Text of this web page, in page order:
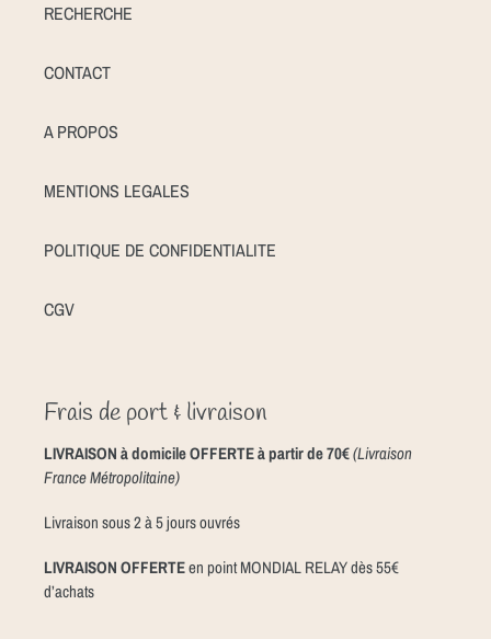
RECHERCHE
CONTACT
A PROPOS
MENTIONS LEGALES
POLITIQUE DE CONFIDENTIALITE
CGV
Frais de port & livraison
LIVRAISON à domicile OFFERTE à partir de 70€(Livraison
France Métropolitaine)
Livraison sous 2 à 5 jours ouvrés
LIVRAISON OFFERTEen point MONDIAL RELAY dès 55€
d’achats